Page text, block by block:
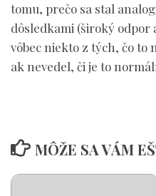
tomu, prečo sa stal
dôsledkami (široký odpor
vôbec niekto z tých, čo to
ak nevedel, či je to
MÔŽE SA VÁM